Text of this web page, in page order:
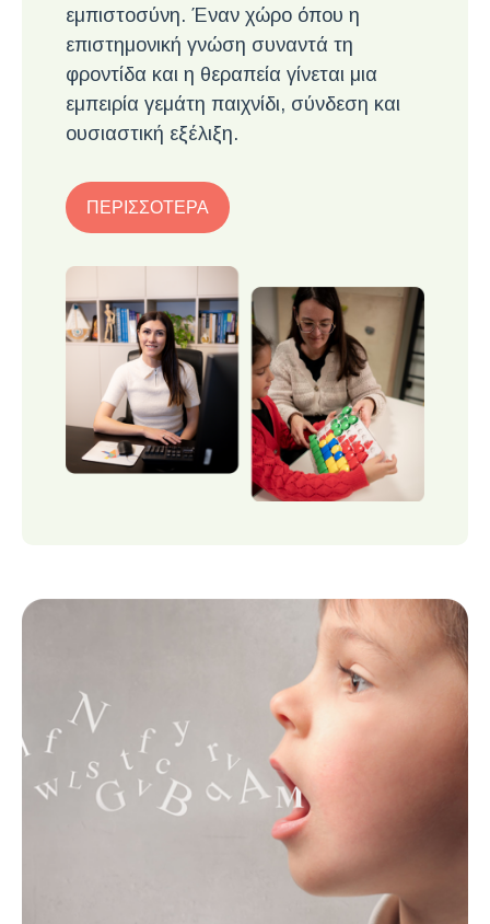
εμπιστοσύνη. Έναν χώρο όπου η
επιστημονική γνώση συναντά τη
φροντίδα και η θεραπεία γίνεται μια
εμπειρία γεμάτη παιχνίδι, σύνδεση και
ουσιαστική εξέλιξη.
ΠΕΡΙΣΣΟΤΕΡΑ